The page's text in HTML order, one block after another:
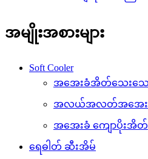
အမျိုးအစားများ
Soft Cooler
အအေးခံအိတ်သေးသေ
အလယ်အလတ်အအေး
အအေးခံ ကျောပိုးအိတ်
ရေဓါတ် ဆီးအိမ်